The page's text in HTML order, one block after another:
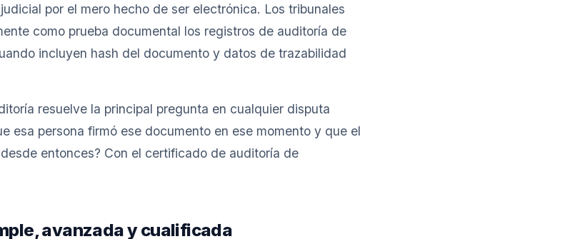
por el mero hecho de ser electrónica. Los tribunales
como prueba documental los registros de auditoría de
incluyen hash del documento y datos de trazabilidad
resuelve la principal pregunta en cualquier disputa
esa persona firmó ese documento en ese momento y que el
entonces? Con el certificado de auditoría de
avanzada y cualificada